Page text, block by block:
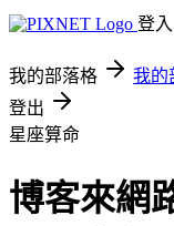
登入
我的部落格 我的
登出
星座算命
博客來網